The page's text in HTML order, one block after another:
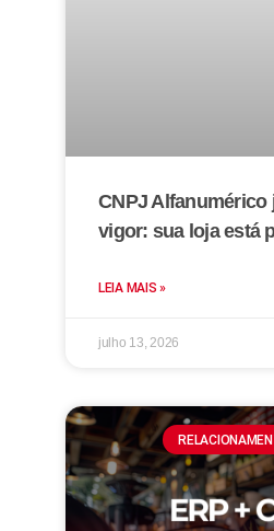
CNPJ Alfanumérico
vigor: sua loja está
LEIA MAIS »
julho 13, 2026